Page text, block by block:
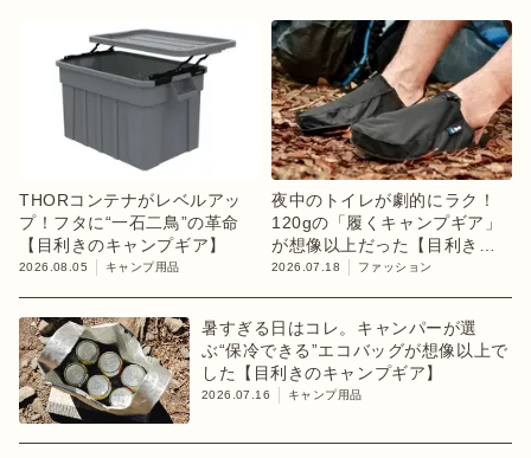
THORコンテナがレベルアッ
プ！フタに“一石二鳥”の革命
【目利きのキャンプギア】
2026.08.05 キャンプ用品
夜中のトイレが劇的にラク！
120gの「履くキャンプギア」
が想像以上だった【目利きの
キャンプギア】
2026.07.18 ファッション
暑すぎる日はコレ。キャンパーが選
ぶ“保冷できる”エコバッグが想像以上で
した【目利きのキャンプギア】
2026.07.16 キャンプ用品